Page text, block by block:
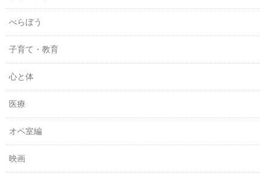
べらぼう
子育て・教育
心と体
医療
オペ室編
映画